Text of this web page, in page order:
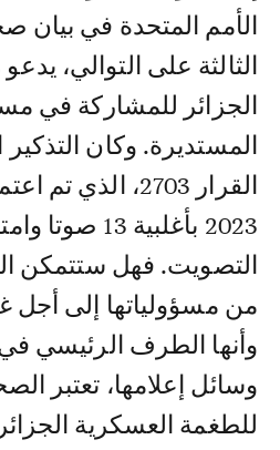
الأمم المتحدة في بيان
الثالثة على التوالي،
الجزائر للمشاركة في
المستديرة. وكان
2023 بأغلبية
التصويت. فهل ستتمكن
من مسؤولياتها إلى
وأنها الطرف الرئيسي في
وسائل إعلامها، تعتبر
للطغمة العسكرية